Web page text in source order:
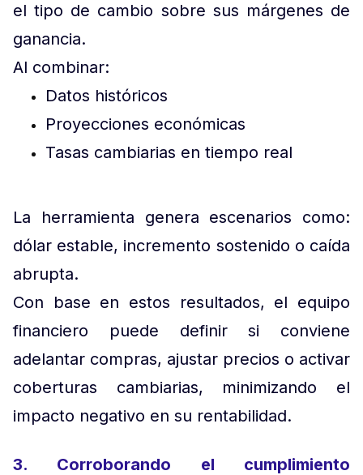
el tipo de cambio sobre sus márgenes de
ganancia.
Al combinar:
Datos históricos
Proyecciones económicas
Tasas cambiarias en tiempo real
La herramienta genera escenarios como:
dólar estable, incremento sostenido o caída
abrupta.
Con base en estos resultados, el equipo
financiero puede definir si conviene
adelantar compras, ajustar precios o activar
coberturas cambiarias, minimizando el
impacto negativo en su rentabilidad.
3. Corroborando el cumplimiento